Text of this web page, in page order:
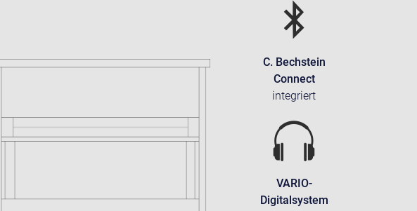
C. Bechstein
Connect
integriert
VARIO-
Digitalsystem